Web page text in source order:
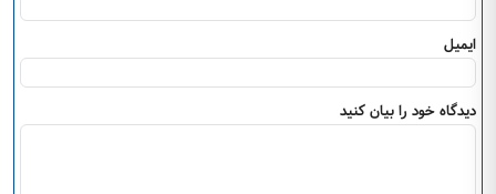
ایمیل
دیدگاه خود را بیان کنید